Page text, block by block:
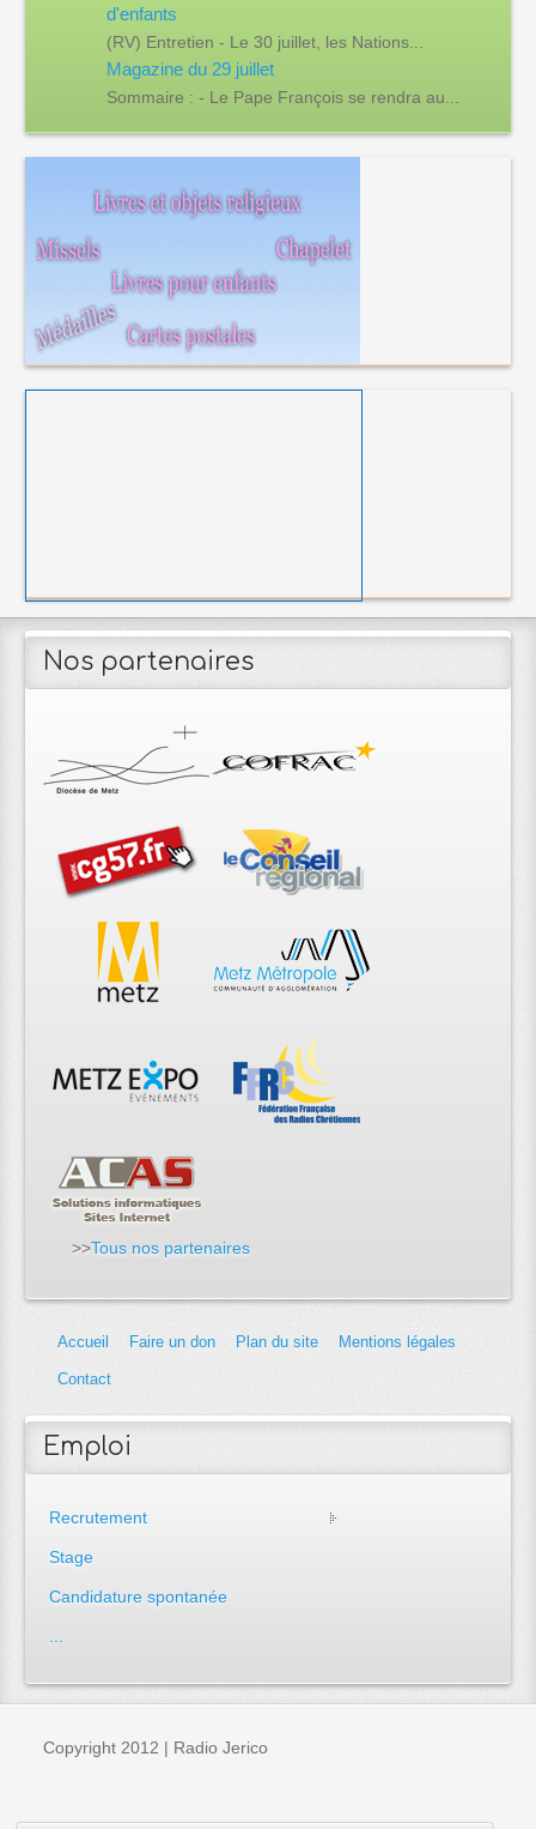
d'enfants
(RV) Entretien - Le 30 juillet, les Nations...
Magazine du 29 juillet
Sommaire : - Le Pape François se rendra au...
Nos partenaires
>>Tous nos partenaires
Accueil Faire un don Plan du site Mentions légales
Contact
Emploi
Recrutement
Stage
Candidature spontanée
Copyright 2012 | Radio Jerico